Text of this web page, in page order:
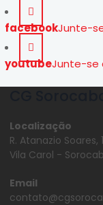
facebookJunte-
youtubeJunte-se
Localização
R. Atanazio Soares,
Vila Carol -
Email